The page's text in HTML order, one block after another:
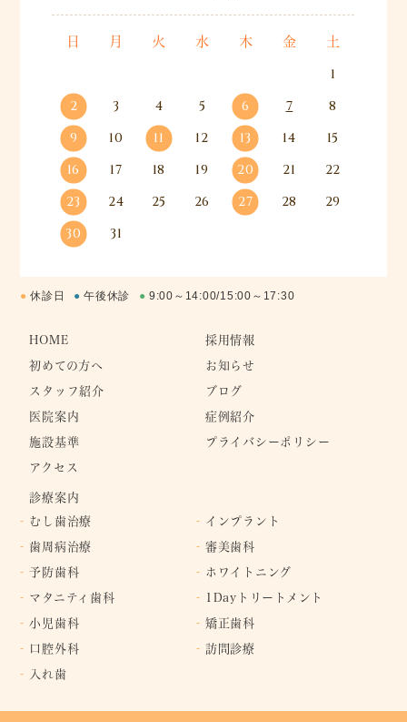
日 月 火 水 木 金 土
1
2
3 4 5 6 7
8
9
10 11 12 13 14
15
16
17 18 19 20 21
22
23
24 25 26 27 28
29
30
31
● 休診日 ● 午後休診 ● 9:00～14:00/15:00～17:30
HOME
初めての⽅へ
スタッフ紹介
医院案内
施設基準
アクセス
採用情報
お知らせ
ブログ
症例紹介
プライバシーポリシー
診療案内
むし歯治療
歯周病治療
予防歯科
マタニティ歯科
小児歯科
口腔外科
入れ歯
インプラント
審美歯科
ホワイトニング
1Dayトリートメント
矯正歯科
訪問診療